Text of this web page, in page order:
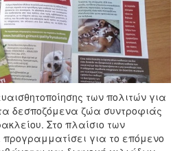
των πολιτών για
δεσποζόμενα ζώα συντροφιάς
Στο πλαίσιο των
για το επόμενο